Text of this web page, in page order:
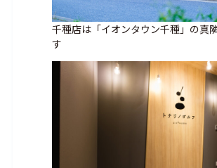
千種店は「イオンタウン千種」の真
す